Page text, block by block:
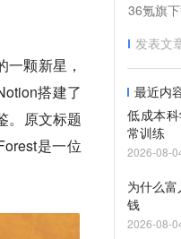
颗新星，
搭建了
。原文标题
是一位
36氪旗下
发表文
最近内
低成本
常训练
2026-08-
为什么
钱
2026-08-